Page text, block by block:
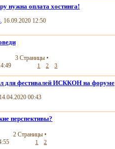
нужна оплата хостинга!
, 16.09.2020 12:50
3 Страницы •
1 2 3
для фестивалей ИСККОН на форуме
00:43
перспективы?
2 Страницы •
1 2